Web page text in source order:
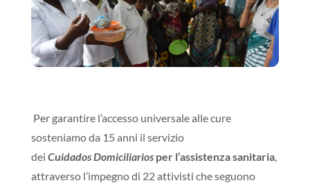
Per garantire l’accesso universale alle cure
sosteniamo da 15 anni il servizio
dei Cuidados Domiciliariosper l’assistenza sanitaria,
attraverso l’impegno di 22 attivisti che seguono